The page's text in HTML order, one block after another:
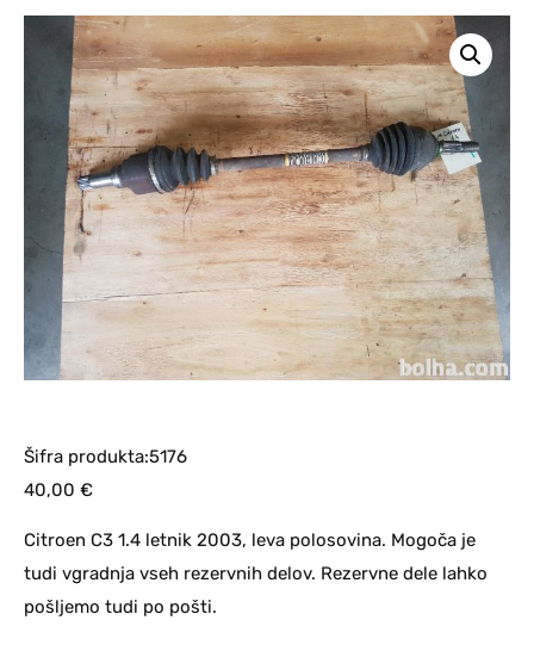
Šifra produkta:5176
40,00 €
Citroen C3 1.4 letnik 2003, leva polosovina. Mogoča je
tudi vgradnja vseh rezervnih delov. Rezervne dele lahko
pošljemo tudi po pošti.